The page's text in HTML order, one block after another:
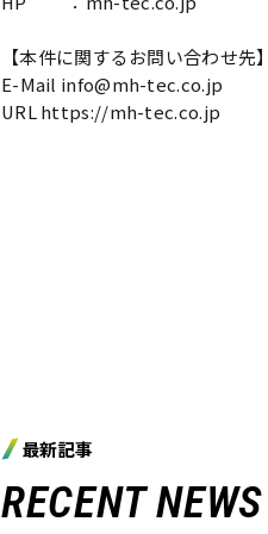
【本件に関するお問い合わせ先】
E-Mail info@mh-tec.co.jp
URL https://mh-tec.co.jp
最新記事
RECENT NEWS